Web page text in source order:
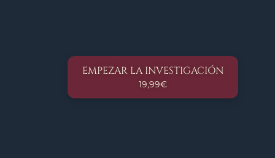
EMPEZAR LA INVESTIGACIÓN
19,99€